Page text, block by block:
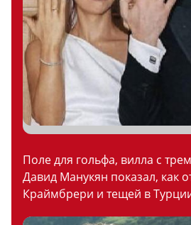
Поле для гольфа, вилла с
Давид Манукян показал, как
Краймбрери и тещей в